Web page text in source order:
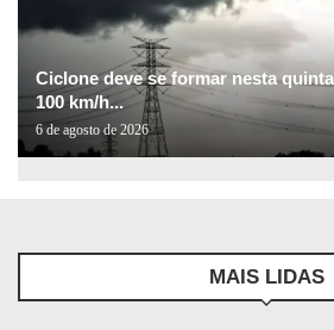
Ciclone deve se formar nesta
100 km/h...
6 de agosto de 2026
MAIS LIDAS